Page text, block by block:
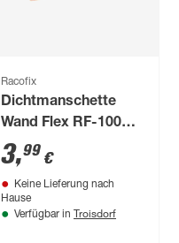
Racofix
Dichtmanschette
Wand Flex RF-100
120 x 120 mm
3,99 €
Keine Lieferung nach
Hause
Verfügbar in Troisdorf